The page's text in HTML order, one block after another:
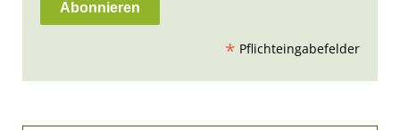
* Pflichteingabefelder